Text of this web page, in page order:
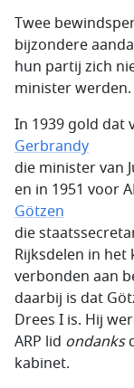
Twee
bijzondere
hun partij zich
minister werden.
In 1939 gold dat
Gerbrandy
die minister van
en in 1951 voor
Götzen
die
Rijksdelen in het
verbonden aan
daarbij is dat
Drees I is. Hij
ARP lid ondanks
kabinet.